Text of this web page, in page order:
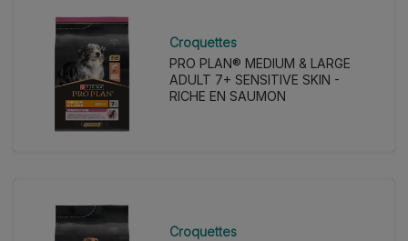
Croquettes
PRO PLAN® MEDIUM & LARGE
ADULT 7+ SENSITIVE SKIN -
RICHE EN SAUMON
Croquettes